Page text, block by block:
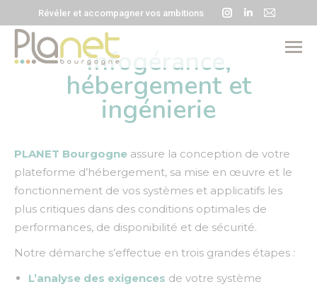
Révéler et accompagner vos ambitions
La
page
Instagram
dans
La
page
LinkedIn
La
page
E-
fenêtre
Infogérance,
hébergement et
ingénierie
PLANET Bourgogne assure la conception de votre
plateforme d’hébergement, sa mise en œuvre et le
fonctionnement de vos systèmes et applicatifs les
plus critiques dans des conditions optimales de
performances, de disponibilité et de sécurité.
Notre démarche s’effectue en trois grandes étapes :
L’analyse des exigences de votre système